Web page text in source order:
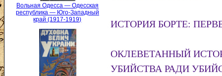
Вольная Одесса — Одесская
республика — Юго-Западный
край (1917-1919)
ИСТОРИЯ БОРТЕ:
ОКЛЕВЕТАННЫЙ
УБИЙСТВА РАДИ